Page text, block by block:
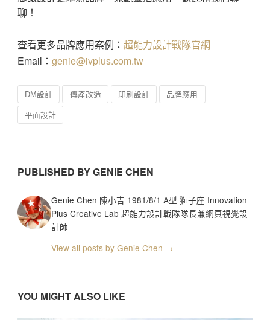
聊！
查看更多品牌應用案例：超能力設計戰隊官網
Email：genie@ivplus.com.tw
DM設計 傳產改造 印刷設計
品牌應用
平面設計
PUBLISHED BY GENIE CHEN
Genie Chen 陳小吉 1981/8/1 A型 獅子座 Innovation
Plus Creative Lab 超能力設計戰隊隊長兼網頁視覺設
計師
View all posts by Genie Chen →
YOU MIGHT ALSO LIKE